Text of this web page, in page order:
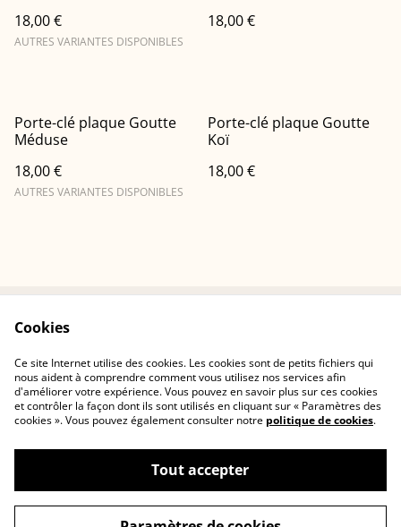
18,00 €
AUTRES VARIANTES DISPONIBLES
18,00 €
Porte-clé plaque Goutte
Méduse
18,00 €
AUTRES VARIANTES DISPONIBLES
Porte-clé plaque Goutte
Koï
18,00 €
confidentialité
Politique de cookies
Contactez-nous
©2026Cerisia Concept
Cookies
Ce site Internet utilise des cookies. Les cookies sont de petits fichiers qui
nous aident à comprendre comment vous utilisez nos services afin
d'améliorer votre expérience. Vous pouvez en savoir plus sur ces cookies
et contrôler la façon dont ils sont utilisés en cliquant sur « Paramètres des
cookies ». Vous pouvez également consulter notre politique de cookies.
Tout accepter